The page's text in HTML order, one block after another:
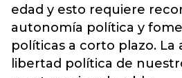
edad y esto requiere
autonomía política y
políticas a corto plazo.
libertad política de